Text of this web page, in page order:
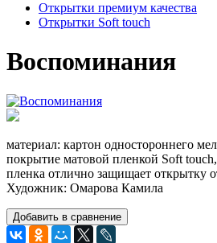
Открытки премиум качества
Открытки Soft touch
Воспоминания
материал: картон одностороннего
покрытие матовой пленкой Soft
пленка отлично защищает открытку
Художник: Омарова Камила
Добавить в сравнение